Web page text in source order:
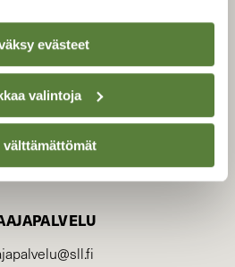
evästeet
valintoja
välttämättömät